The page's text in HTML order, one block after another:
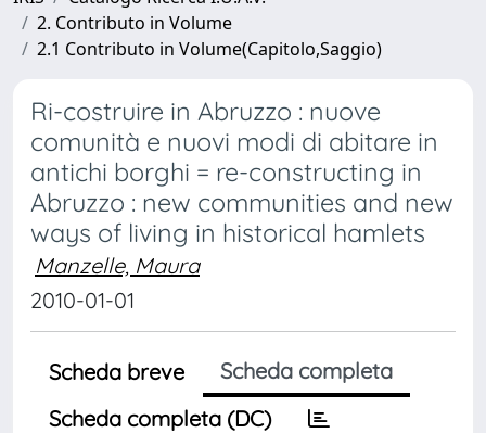
2. Contributo in Volume
2.1 Contributo in Volume(Capitolo,Saggio)
Ri-costruire in Abruzzo : nuove
comunità e nuovi modi di abitare in
antichi borghi = re-constructing in
Abruzzo : new communities and new
ways of living in historical hamlets
Manzelle, Maura
2010-01-01
Scheda breve
Scheda completa
Scheda completa (DC)